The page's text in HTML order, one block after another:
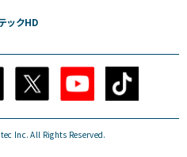
ックHD
Inc. All Rights Reserved.